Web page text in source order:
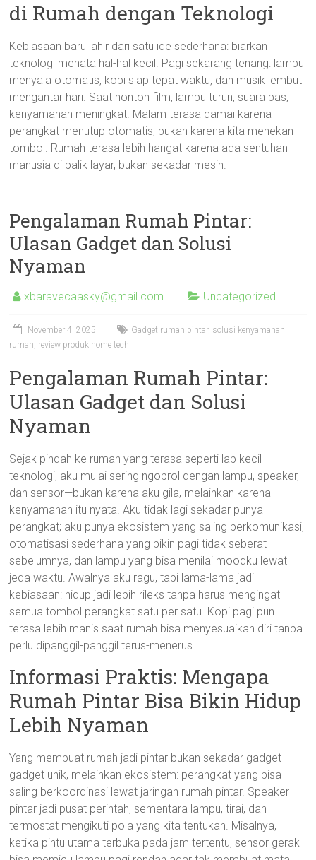
di Rumah dengan Teknologi
Kebiasaan baru lahir dari satu ide sederhana: biarkan
teknologi menata hal-hal kecil. Pagi sekarang tenang: lampu
menyala otomatis, kopi siap tepat waktu, dan musik lembut
mengantar hari. Saat nonton film, lampu turun, suara pas,
kenyamanan meningkat. Malam terasa damai karena
perangkat menutup otomatis, bukan karena kita menekan
tombol. Rumah terasa lebih hangat karena ada sentuhan
manusia di balik layar, bukan sekadar mesin.
Pengalaman Rumah Pintar:
Ulasan Gadget dan Solusi
Nyaman
xbaravecaasky@gmail.com Uncategorized
November 4, 2025
Gadget rumah pintar, solusi kenyamanan
rumah, review produk home tech
Pengalaman Rumah Pintar:
Ulasan Gadget dan Solusi
Nyaman
Sejak pindah ke rumah yang terasa seperti lab kecil
teknologi, aku mulai sering ngobrol dengan lampu, speaker,
dan sensor—bukan karena aku gila, melainkan karena
kenyamanan itu nyata. Aku tidak lagi sekadar punya
perangkat; aku punya ekosistem yang saling berkomunikasi,
otomatisasi sederhana yang bikin pagi tidak seberat
sebelumnya, dan lampu yang bisa menilai moodku lewat
jeda waktu. Awalnya aku ragu, tapi lama-lama jadi
kebiasaan: hidup jadi lebih rileks tanpa harus mengingat
semua tombol perangkat satu per satu. Kopi pagi pun
terasa lebih manis saat rumah bisa menyesuaikan diri tanpa
perlu dipanggil-panggil terus-menerus.
Informasi Praktis: Mengapa
Rumah Pintar Bisa Bikin Hidup
Lebih Nyaman
Yang membuat rumah jadi pintar bukan sekadar gadget-
gadget unik, melainkan ekosistem: perangkat yang bisa
saling berkoordinasi lewat jaringan rumah pintar. Speaker
pintar jadi pusat perintah, sementara lampu, tirai, dan
termostat mengikuti pola yang kita tentukan. Misalnya,
ketika pintu utama terbuka pada jam tertentu, sensor gerak